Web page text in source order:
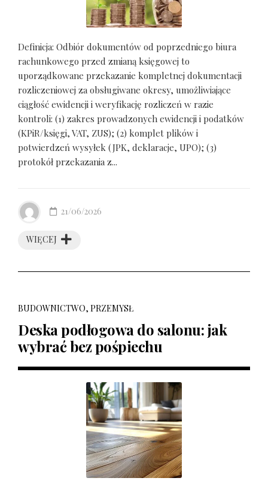
Definicja: Odbiór dokumentów od poprzedniego biura
rachunkowego przed zmianą księgowej to
uporządkowane przekazanie kompletnej dokumentacji
rozliczeniowej za obsługiwane okresy, umożliwiające
ciągłość ewidencji i weryfikację rozliczeń w razie
kontroli: (1) zakres prowadzonych ewidencji i podatków
(KPiR/księgi, VAT, ZUS); (2) komplet plików i
potwierdzeń wysyłek (JPK, deklaracje, UPO); (3)
protokół przekazania z...
WIĘCEJ
21/06/2026
BUDOWNICTWO, PRZEMYSŁ
Deska podłogowa do salonu: jak
wybrać bez pośpiechu